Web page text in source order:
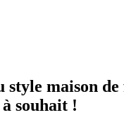
style maison
souhait !